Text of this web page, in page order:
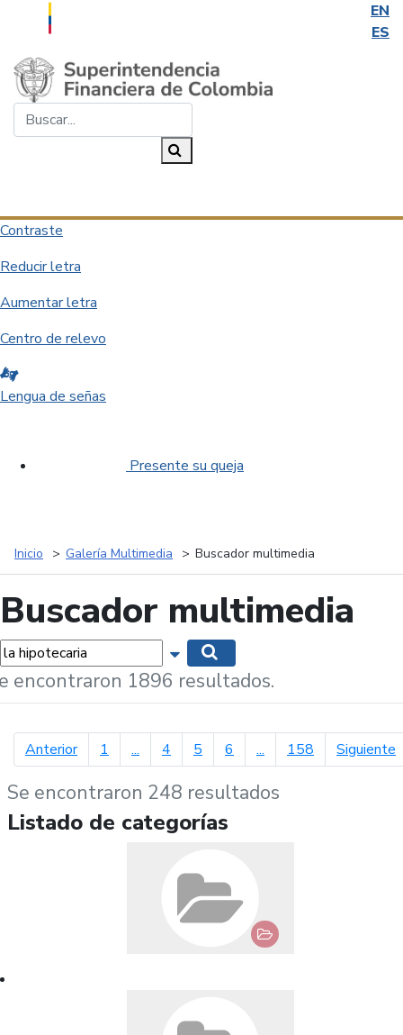
EN
ES
Saltar al contenido principal
Contraste
Reducir letra
Aumentar letra
Centro de relevo
Lengua de señas
Presente su queja
Inicio Galería Multimedia Buscador multimedia
Buscador multimedia
Mostrar opciones de búsqueda
encontraron 1896 resultados.
Anteriorpágina anterior
1 ... 4 5 6 ... 158 Siguiente
Se encontraron 248 resultados
Listado de categorías